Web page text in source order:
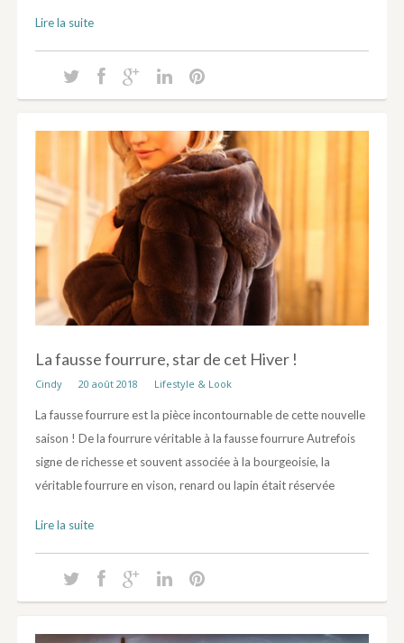
Lire la suite
La fausse fourrure, star de cet Hiver !
Cindy 20 août 2018 Lifestyle & Look
La fausse fourrure est la pièce incontournable de cette nouvelle
saison ! De la fourrure véritable à la fausse fourrure Autrefois
signe de richesse et souvent associée à la bourgeoisie, la
véritable fourrure en vison, renard ou lapin était réservée
Lire la suite